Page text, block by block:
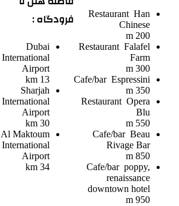
Restaurant Han
Chinese
200 m
Restaurant Falafel
Farm
300 m
Cafe/bar Espressini
350 m
Restaurant Opera
Blu
550 m
Cafe/bar Beau
Rivage Bar
850 m
Cafe/bar poppy,
renaissance
downtown hotel
950 m
فرودگاه :
Dubai
International
Airport
13 km
Sharjah
International
Airport
30 km
Al Maktoum
International
Airport
34 km